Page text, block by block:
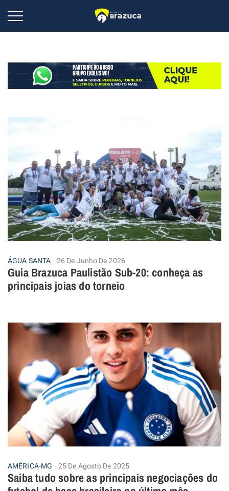
ÁGUA SANTA 26 De Junho De 2026
Guia Brazuca Paulistão Sub-20: conheça as
principais joias do torneio
AMÉRICA-MG 25 De Agosto De 2025
Saiba tudo sobre as principais negociações do